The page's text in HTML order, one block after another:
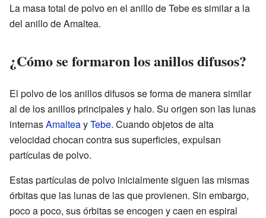
La masa total de polvo en el anillo de Tebe es similar a la
del anillo de Amaltea.
¿Cómo se formaron los anillos difusos?
El polvo de los anillos difusos se forma de manera similar
al de los anillos principales y halo. Su origen son las lunas
internasAmalteayTebe. Cuando objetos de alta
velocidad chocan contra sus superficies, expulsan
partículas de polvo.
Estas partículas de polvo inicialmente siguen las mismas
órbitas que las lunas de las que provienen. Sin embargo,
poco a poco, sus órbitas se encogen y caen en espiral